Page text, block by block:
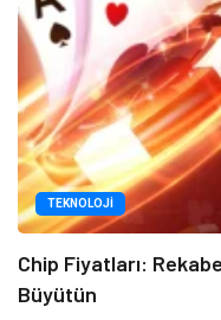
TEKNOLOJI
Chip Fiyatları:
Büyütün